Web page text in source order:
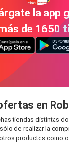
la app
de 1650
en
tiendas distintas
de realizar la
productos como